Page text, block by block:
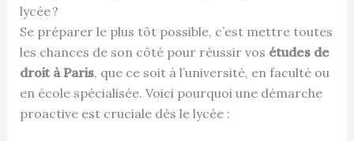
lycée ?
Se préparer le plus tôt possible, c’est mettre toutes
les chances de son côté pour réussir vos études de
droit à Paris, que ce soit à l’université, en faculté ou
en école spécialisée. Voici pourquoi une démarche
proactive est cruciale dès le lycée :